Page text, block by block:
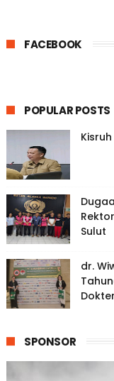
FACEBOOK
POPULAR POSTS
Sulut
dr.
SPONSOR